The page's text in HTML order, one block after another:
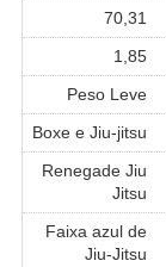
70,31
1,85
Peso Leve
Boxe e Jiu-jitsu
Renegade Jiu
Jitsu
Faixa azul de
Jiu-Jitsu